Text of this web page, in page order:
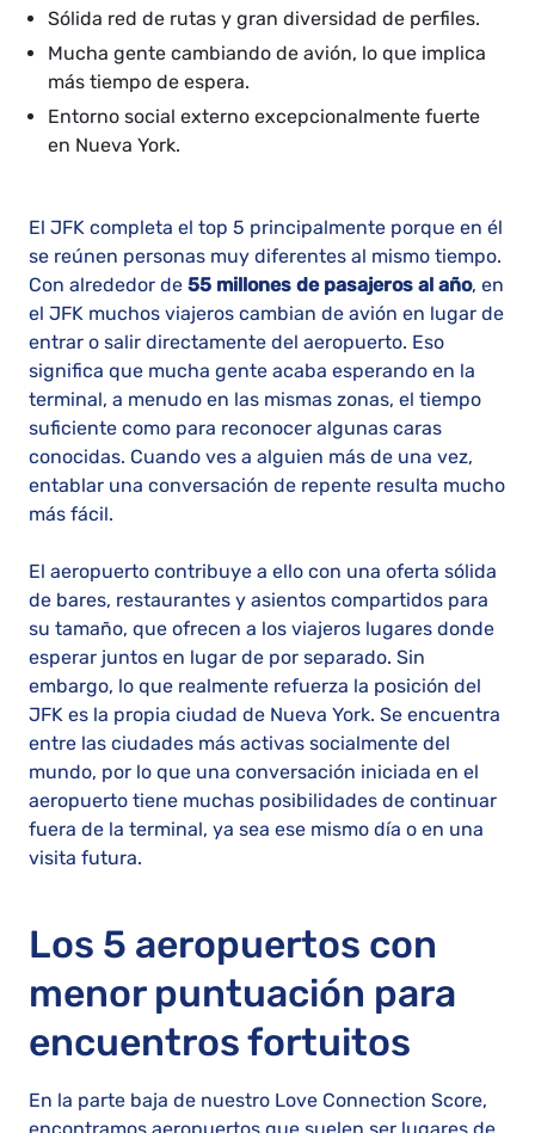
Sólida red de rutas y gran diversidad de perfiles.
Mucha gente cambiando de avión, lo que implica
más tiempo de espera.
Entorno social externo excepcionalmente fuerte
en Nueva York.
El JFK completa el top 5 principalmente porque en él
se reúnen personas muy diferentes al mismo tiempo.
Con alrededor de 55 millones de pasajeros al año, en
el JFK muchos viajeros cambian de avión en lugar de
entrar o salir directamente del aeropuerto. Eso
significa que mucha gente acaba esperando en la
terminal, a menudo en las mismas zonas, el tiempo
suficiente como para reconocer algunas caras
conocidas. Cuando ves a alguien más de una vez,
entablar una conversación de repente resulta mucho
más fácil.
El aeropuerto contribuye a ello con una oferta sólida
de bares, restaurantes y asientos compartidos para
su tamaño, que ofrecen a los viajeros lugares donde
esperar juntos en lugar de por separado. Sin
embargo, lo que realmente refuerza la posición del
JFK es la propia ciudad de Nueva York. Se encuentra
entre las ciudades más activas socialmente del
mundo, por lo que una conversación iniciada en el
aeropuerto tiene muchas posibilidades de continuar
fuera de la terminal, ya sea ese mismo día o en una
visita futura.
Los 5 aeropuertos con
menor puntuación para
encuentros fortuitos
En la parte baja de nuestro Love Connection Score,